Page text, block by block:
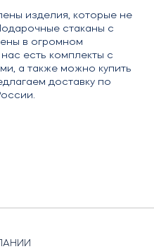
изделия, которые не
стаканы с
в огромном
есть комплекты с
а также можно купить
доставку по